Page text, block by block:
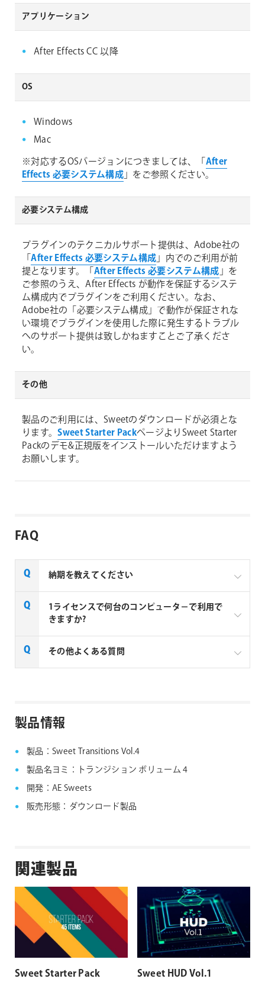
アプリケーション
After Effects CC 以降
OS
Windows
Mac
※対応するOSバージョンにつきましては、「 After
Effects 必要システム構成」をご参照ください。
必要システム構成
プラグインのテクニカルサポート提供は、Adobe社の
「After Effects 必要システム構成」内でのご利用が前
提となります。「 After Effects 必要システム構成」を
ご参照のうえ、After Effects が動作を保証するシステ
ム構成内でプラグインをご利用ください。なお、
Adobe社の「必要システム構成」で動作が保証されな
い環境でプラグインを使用した際に発生するトラブル
へのサポート提供は致しかねますことご了承くださ
い。
その他
製品のご利用には、Sweetのダウンロードが必須とな
ります。Sweet Starter PackページよりSweet Starter
Packのデモ&正規版をインストールいただけますよう
お願いします。
FAQ
納期を教えてください
AE Sweets社の全製品はご注文から1～2営業日での納
品となります。
1ライセンスで何台のコンピュータ－で利用で
きますか?
1ライセンスにつき、1台のコンピューターでご利用い
その他よくある質問
製品情報
製品：Sweet Transitions Vol.4
製品名ヨミ：トランジション ボリューム 4
開発：AE Sweets
販売形態：ダウンロード製品
関連製品
Sweet Starter Pack Sweet HUD Vol.1